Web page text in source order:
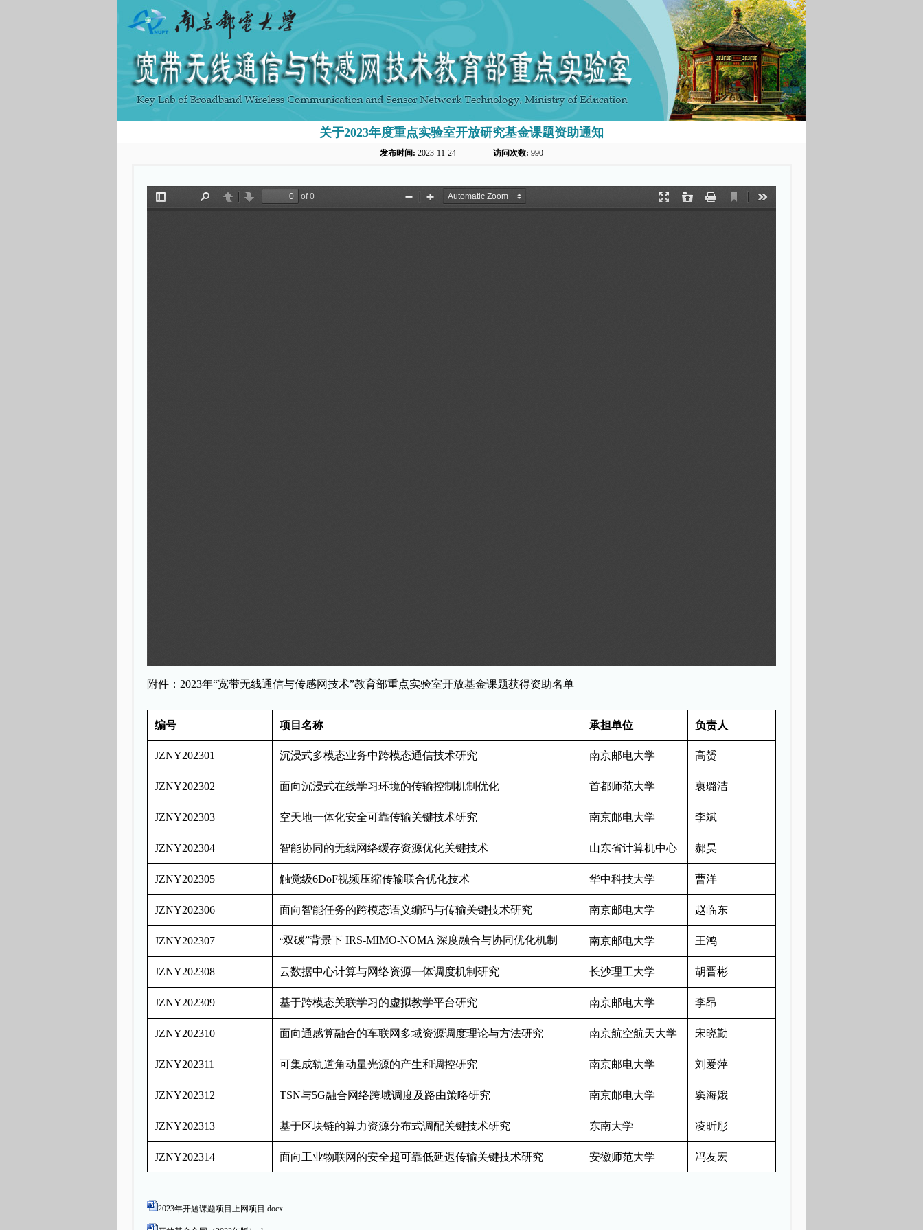
关于2023年度重点实验室开放研究基金课题资助通知
发布时间: 2023-11-24 访问次数: 990
附件： 2023年“宽带无线通信与传感网技术”教育部重点实验室开放基金课题获得资助名单
编号 项目名称 承担单位 负责人
JZNY202301 沉浸式多模态业务中跨模态通信技术研究 南京邮电大学 高赟
JZNY202302 面向沉浸式在线学习环境的传输控制机制优化 首都师范大学 衷璐洁
JZNY202303 空天地一体化安全可靠传输关键技术研究 南京邮电大学 李斌
JZNY202304 智能协同的无线网络缓存资源优化关键技术 山东省计算机中心 郝昊
JZNY202305 触觉级6DoF视频压缩传输联合优化技术 华中科技大学 曹洋
JZNY202306 面向智能任务的跨模态语义编码与传输关键技术研究 南京邮电大学 赵临东
JZNY202307 “双碳”背景下 IRS-MIMO-NOMA 深度融合与协同优化机制 南京邮电大学 王鸿
JZNY202308 云数据中心计算与网络资源一体调度机制研究 长沙理工大学 胡晋彬
JZNY202309 基于跨模态关联学习的虚拟教学平台研究 南京邮电大学 李昂
JZNY202310 面向通感算融合的车联网多域资源调度理论与方法研究 南京航空航天大学 宋晓勤
JZNY202311 可集成轨道角动量光源的产生和调控研究 南京邮电大学 刘爱萍
JZNY202312 TSN与5G融合网络跨域调度及路由策略研究 南京邮电大学 窦海娥
JZNY202313 基于区块链的算力资源分布式调配关键技术研究 东南大学 凌昕彤
JZNY202314 面向工业物联网的安全超可靠低延迟传输关键技术研究 安徽师范大学 冯友宏
2023年开题课题项目上网项目.docx